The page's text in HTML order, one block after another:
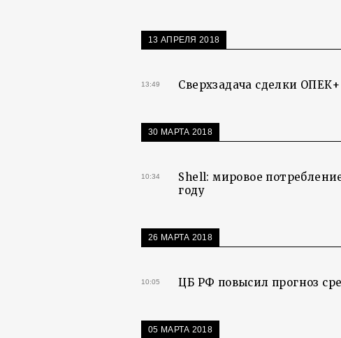
13 АПРЕЛЯ 2018
13:49 Сверхзадача сделки
30 МАРТА 2018
10:34
Shell: мировое
году
26 МАРТА 2018
10:05 ЦБ РФ повысил прогноз
05 МАРТА 2018